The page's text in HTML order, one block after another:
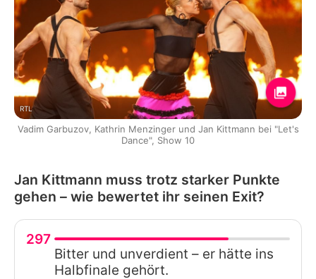
RTL
Vadim Garbuzov, Kathrin Menzinger und Jan Kittmann bei "Let's
Dance", Show 10
Jan Kittmann muss trotz starker Punkte
gehen – wie bewertet ihr seinen Exit?
297
Bitter und unverdient – er hätte ins
Halbfinale gehört.